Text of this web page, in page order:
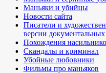
Маньяки и убийцы
Новости сайта
Писатели и
версии документальных
Похождения
Скандалы и криминал
Убойные любовники
Фильмы про маньяков